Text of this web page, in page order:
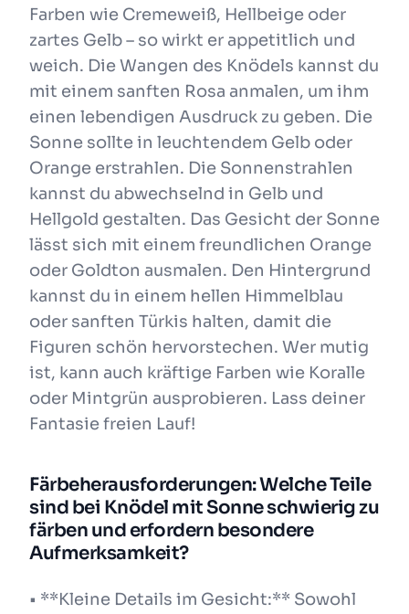
Farben wie Cremeweiß, Hellbeige oder
zartes Gelb – so wirkt er appetitlich und
weich. Die Wangen des Knödels kannst du
mit einem sanften Rosa anmalen, um ihm
einen lebendigen Ausdruck zu geben. Die
Sonne sollte in leuchtendem Gelb oder
Orange erstrahlen. Die Sonnenstrahlen
kannst du abwechselnd in Gelb und
Hellgold gestalten. Das Gesicht der Sonne
lässt sich mit einem freundlichen Orange
oder Goldton ausmalen. Den Hintergrund
kannst du in einem hellen Himmelblau
oder sanften Türkis halten, damit die
Figuren schön hervorstechen. Wer mutig
ist, kann auch kräftige Farben wie Koralle
oder Mintgrün ausprobieren. Lass deiner
Fantasie freien Lauf!
Färbeherausforderungen: Welche Teile
sind bei Knödel mit Sonne schwierig zu
färben und erfordern besondere
Aufmerksamkeit?
• **Kleine Details im Gesicht:** Sowohl